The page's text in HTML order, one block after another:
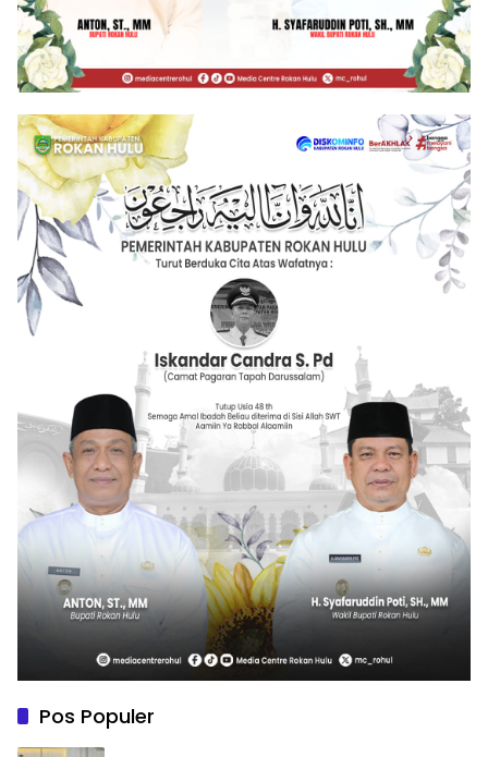
Pos Populer